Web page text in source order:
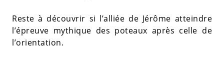
Reste à découvrir si l’alliée de Jérôme atteindre
l’épreuve mythique des poteaux après celle de
l’orientation.